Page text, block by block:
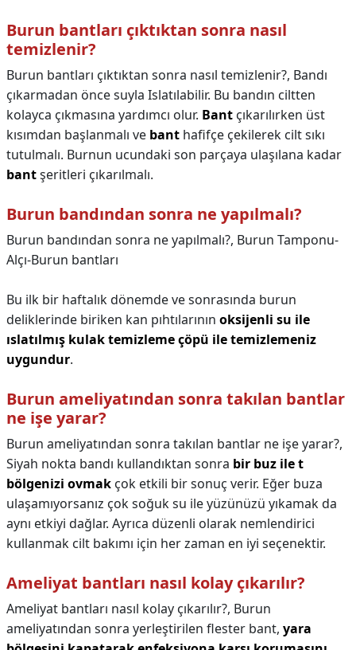
Burun bantları çıktıktan sonra nasıl
temizlenir?
Burun bantları çıktıktan sonra nasıl temizlenir?, Bandı
çıkarmadan önce suyla Islatılabilir. Bu bandın ciltten
kolayca çıkmasına yardımcı olur. Bant çıkarılırken üst
kısımdan başlanmalı ve bant hafifçe çekilerek cilt sıkı
tutulmalı. Burnun ucundaki son parçaya ulaşılana kadar
bantşeritleri çıkarılmalı.
Burun bandından sonra ne yapılmalı?
Burun bandından sonra ne yapılmalı?, Burun Tamponu-
Alçı-Burun bantları
Bu ilk bir haftalık dönemde ve sonrasında burun
deliklerinde biriken kan pıhtılarının oksijenli su ile
ıslatılmış kulak temizleme çöpü ile temizlemeniz
uygundur.
Burun ameliyatından sonra takılan bantlar
ne işe yarar?
Burun ameliyatından sonra takılan bantlar ne işe yarar?,
Siyah nokta bandı kullandıktan sonra bir buz ile t
bölgenizi ovmak çok etkili bir sonuç verir. Eğer buza
ulaşamıyorsanız çok soğuk su ile yüzünüzü yıkamak da
aynı etkiyi dağlar. Ayrıca düzenli olarak nemlendirici
kullanmak cilt bakımı için her zaman en iyi seçenektir.
Ameliyat bantları nasıl kolay çıkarılır?
Ameliyat bantları nasıl kolay çıkarılır?, Burun
ameliyatından sonra yerleştirilen flester bant, yara